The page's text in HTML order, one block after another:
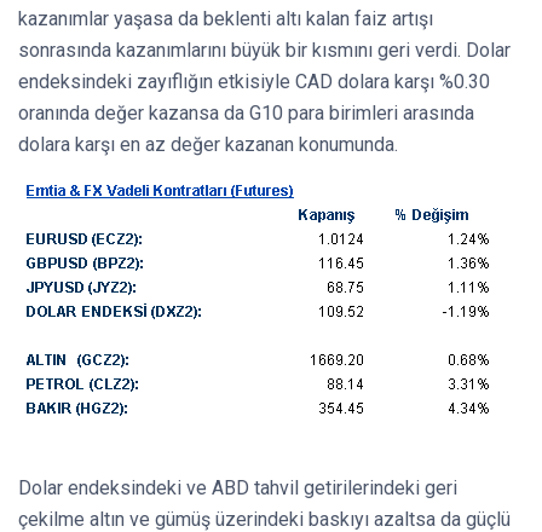
kazanımlar yaşasa da beklenti altı kalan faiz artışı
sonrasında kazanımlarını büyük bir kısmını geri verdi. Dolar
endeksindeki zayıflığın etkisiyle CAD dolara karşı %0.30
oranında değer kazansa da G10 para birimleri arasında
dolara karşı en az değer kazanan konumunda.
Dolar endeksindeki ve ABD tahvil getirilerindeki geri
çekilme altın ve gümüş üzerindeki baskıyı azaltsa da güçlü